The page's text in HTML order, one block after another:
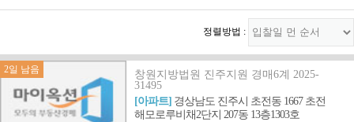
정렬방법 :
2일 남음
창원지방법원 진주지원 경매6계 2025-
31495
[아파트] 경상남도 진주시 초전동 1667 초전
해모로루비채2단지 207동 13층1303호